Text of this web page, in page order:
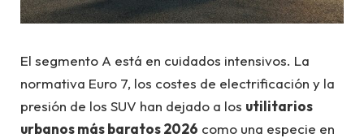
El segmento A está en cuidados intensivos. La
normativa Euro 7, los costes de electrificación y la
presión de los SUV han dejado a los utilitarios
urbanos más baratos 2026 como una especie en